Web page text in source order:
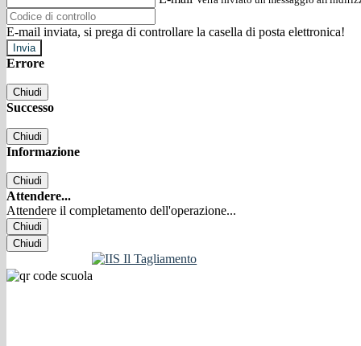
E-mail inviata, si prega di controllare la casella di posta elettronica!
Errore
Chiudi
Successo
Chiudi
Informazione
Chiudi
Attendere...
Attendere il completamento dell'operazione...
Chiudi
Chiudi